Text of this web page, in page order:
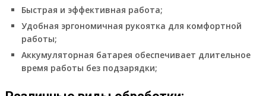
Быстрая и эффективная работа;
Удобная эргономичная рукоятка для комфортной
работы;
Аккумуляторная батарея обеспечивает длительное
время работы без подзарядки;